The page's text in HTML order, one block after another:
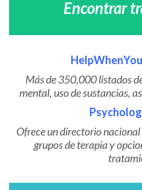
Encontrar
Más de 350,000 listados
mental, uso de sustancias,
Ofrece un directorio
grupos de terapia y